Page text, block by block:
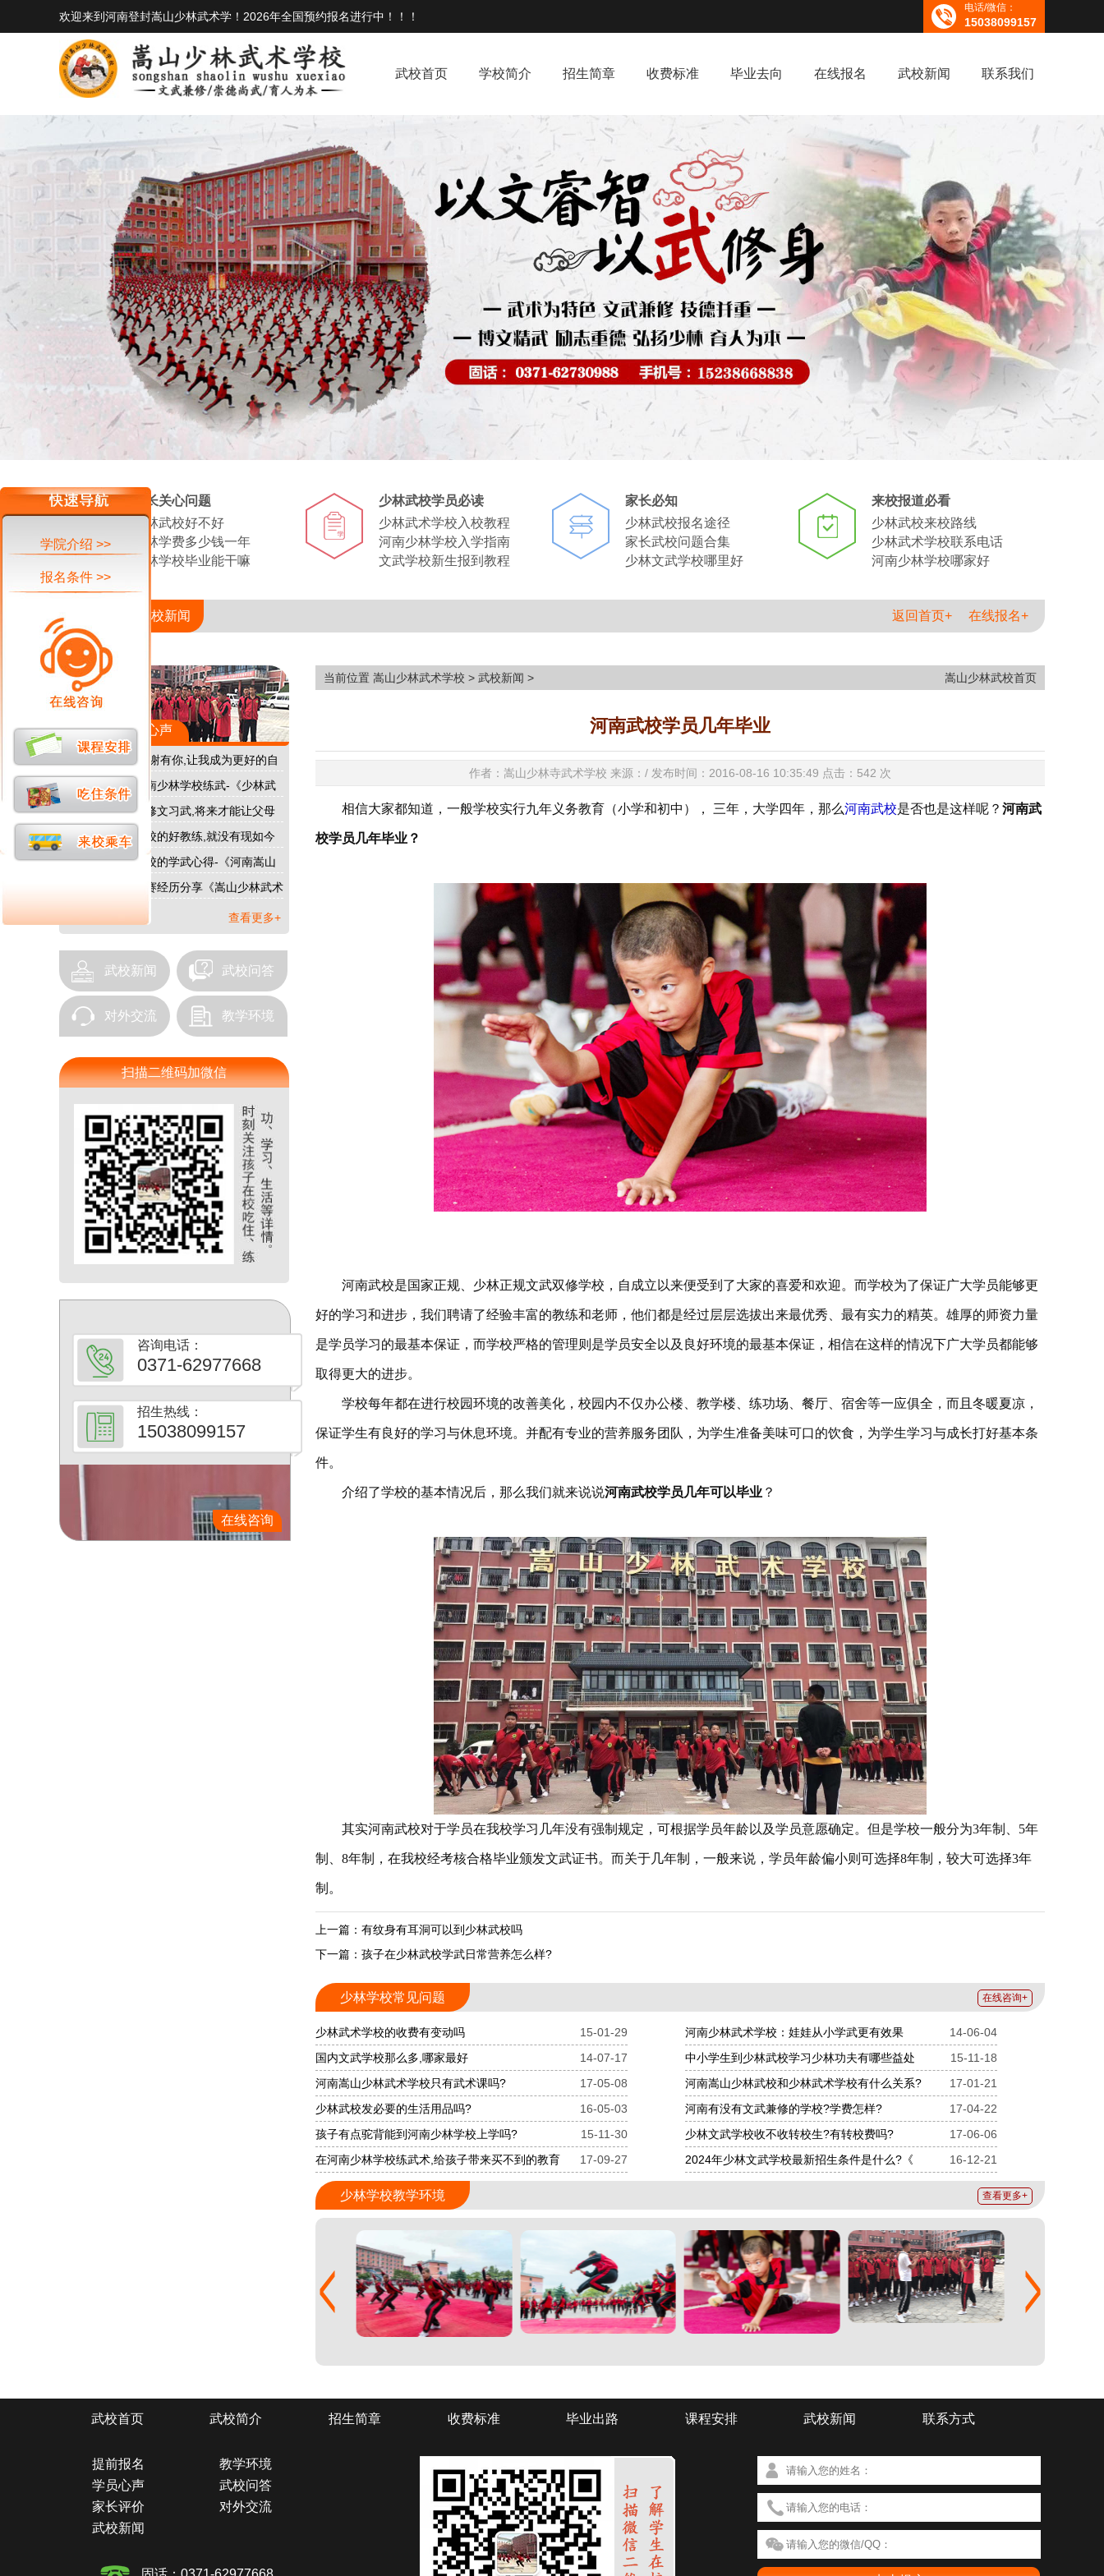
欢迎来到河南登封嵩山少林武术学！2026年全国预约报名进行中！！！
电话/微信：
15038099157
武校首页 学校简介 招生简章 收费标准 毕业去向 在线报名 武校新闻 联系我们
家长关心问题
少林武校好不好
少林学费多少钱一年
少林学校毕业能干嘛
少林武校学员必读
少林武术学校入校教程
河南少林学校入学指南
文武学校新生报到教程
家长必知
少林武校报名途径
家长武校问题合集
少林文武学校哪里好
来校报道必看
少林武校来校路线
少林武术学校联系电话
河南少林学校哪家好
当前位置—武校新闻 返回首页+ 在线报名+
少林武校学员心声
嵩山少林武校|感谢有你,让我成为更好的自
己…
我为什么要去河南少林学校练武-《少林武
在河南少林武校修文习武,将来才能让父母
过上好日子…
没有河南少林武校的好教练,就没有现如今
我的好成绩…
我在河南少林武校的学武心得-《河南嵩山
我的少林武术比赛经历分享《嵩山少林武术
查看更多+
武校新闻 武校问答
对外交流 教学环境
扫描二维码加微信
咨询电话：
0371-62977668
招生热线：
15038099157
在线咨询
当前位置 嵩山少林武术学校 > 武校新闻 > 嵩山少林武校首页
河南武校学员几年毕业
作者：嵩山少林寺武术学校 来源：/ 发布时间：2016-08-16 10:35:49 点击： 542 次
相信大家都知道，一般学校实行九年义务教育（小学和初中）， 三年，大学四年，那么河南武校是否也是这样呢？ 河南武
校学员几年毕业？
河南武校是国家正规、少林正规文武双修学校，自成立以来便受到了大家的喜爱和欢迎。而学校为了保证广大学员能够更
好的学习和进步，我们聘请了经验丰富的教练和老师，他们都是经过层层选拔出来最优秀、最有实力的精英。雄厚的师资力量
是学员学习的最基本保证，而学校严格的管理则是学员安全以及良好环境的最基本保证，相信在这样的情况下广大学员都能够
取得更大的进步。
学校每年都在进行校园环境的改善美化，校园内不仅办公楼、教学楼、练功场、餐厅、宿舍等一应俱全，而且冬暖夏凉，
保证学生有良好的学习与休息环境。并配有专业的营养服务团队，为学生准备美味可口的饮食，为学生学习与成长打好基本条
件。
介绍了学校的基本情况后，那么我们就来说说河南武校学员几年可以毕业 ？
其实河南武校对于学员在我校学习几年没有强制规定，可根据学员年龄以及学员意愿确定。但是学校一般分为3年制、5年
制、8年制，在我校经考核合格毕业颁发文武证书。而关于几年制，一般来说，学员年龄偏小则可选择8年制，较大可选择3年
制。
上一篇：有纹身有耳洞可以到少林武校吗
下一篇：孩子在少林武校学武日常营养怎么样?
少林学校常见问题 在线咨询+
少林武术学校的收费有变动吗 15-01-29 河南少林武术学校：娃娃从小学武更有效果
14-06-04
国内文武学校那么多,哪家最好
14-07-17 中小学生到少林武校学习少林功夫有哪些益处
15-11-18
河南嵩山少林武术学校只有武术课吗?
17-05-08 河南嵩山少林武校和少林武术学校有什么关系?
17-01-21
少林武校发必要的生活用品吗?
16-05-03 河南有没有文武兼修的学校?学费怎样?
17-04-22
孩子有点驼背能到河南少林学校上学吗?
15-11-30 少林文武学校收不收转校生?有转校费吗?
17-06-06
在河南少林学校练武术,给孩子带来买不到的教育
17-09-27 2024年少林文武学校最新招生条件是什么?《 16-12-21
少林学校教学环境 查看更多+
武校首页 武校简介 招生简章 收费标准 毕业出路 课程安排 武校新闻 联系方式
提前报名
教学环境
学员心声
武校问答
家长评价
对外交流
武校新闻
学院介绍 >>
报名条件 >>